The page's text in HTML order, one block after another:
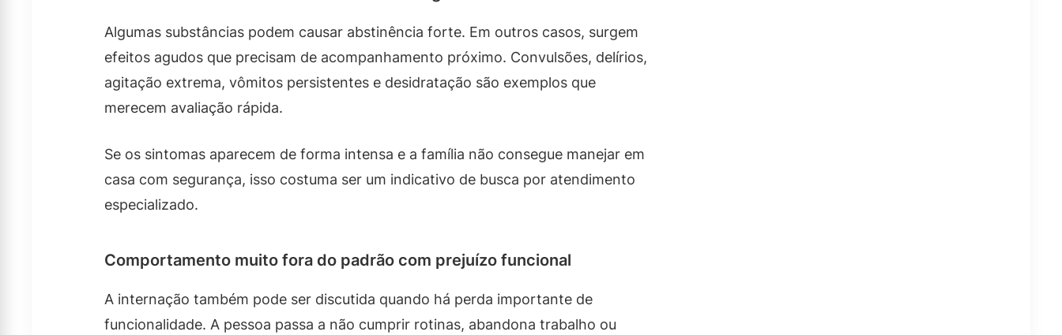
Algumas substâncias podem causar abstinência forte. Em outros casos, surgem
efeitos agudos que precisam de acompanhamento próximo. Convulsões, delírios,
agitação extrema, vômitos persistentes e desidratação são exemplos que
merecem avaliação rápida.
Se os sintomas aparecem de forma intensa e a família não consegue manejar em
casa com segurança, isso costuma ser um indicativo de busca por atendimento
especializado.
Comportamento muito fora do padrão com prejuízo funcional
A internação também pode ser discutida quando há perda importante de
funcionalidade. A pessoa passa a não cumprir rotinas, abandona trabalho ou